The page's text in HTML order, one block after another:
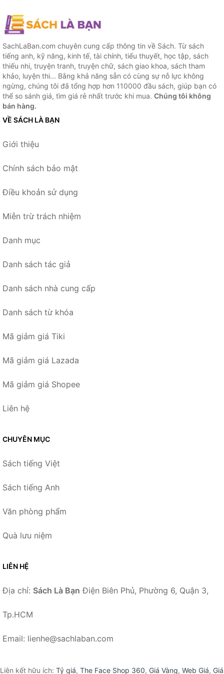
SachLaBan.com chuyên cung cấp thông tin về Sách. Từ sách
tiếng anh, kỹ năng, kinh tế, tài chính, tiểu thuyết, học tập, sách
thiếu nhi, truyện tranh, truyện chữ, sách giao khoa, sách tham
khảo, luyện thi... Bằng khả năng sẵn có cùng sự nỗ lực không
ngừng, chúng tôi đã tổng hợp hơn 110000 đầu sách, giúp bạn có
thể so sánh giá, tìm giá rẻ nhất trước khi mua. Chúng tôi không
bán hàng.
VỀ SÁCH LÀ BẠN
Giới thiệu
Chính sách bảo mật
Điều khoản sử dụng
Miễn trừ trách nhiệm
Danh mục
Danh sách tác giả
Danh sách nhà cung cấp
Danh sách từ khóa
Mã giảm giá Tiki
Mã giảm giá Lazada
Mã giảm giá Shopee
Liên hệ
CHUYÊN MỤC
Sách tiếng Việt
Sách tiếng Anh
Văn phòng phẩm
Quà lưu niệm
LIÊN HỆ
Địa chỉ: Sách Là Bạn Điện Biên Phủ, Phường 6, Quận 3,
Tp.HCM
Email: lienhe@sachlaban.com
Liên kết hữu ích: Tỷ giá, The Face Shop 360, Giá Vàng, Web Giá, Giá